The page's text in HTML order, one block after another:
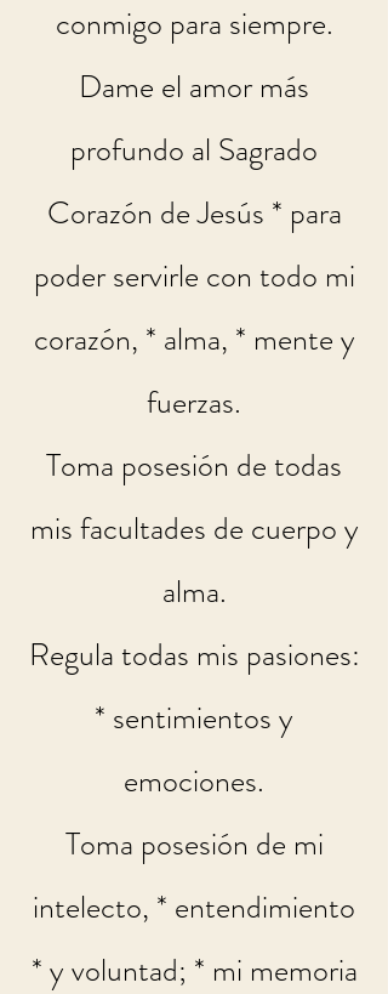
conmigo para siempre.
Dame el amor más
profundo al Sagrado
Corazón de Jesús * para
poder servirle con todo mi
corazón, * alma, * mente y
fuerzas.
Toma posesión de todas
mis facultades de cuerpo y
alma.
Regula todas mis pasiones:
* sentimientos y
emociones.
Toma posesión de mi
intelecto, * entendimiento
* y voluntad; * mi memoria